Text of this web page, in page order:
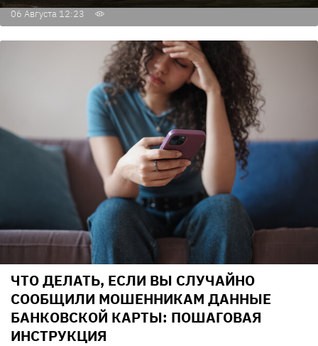
06 Августа 12:23
ЧТО ДЕЛАТЬ, ЕСЛИ ВЫ СЛУЧАЙНО
СООБЩИЛИ МОШЕННИКАМ ДАННЫЕ
БАНКОВСКОЙ КАРТЫ: ПОШАГОВАЯ
ИНСТРУКЦИЯ